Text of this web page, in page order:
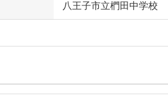
八王子市立椚田中学校